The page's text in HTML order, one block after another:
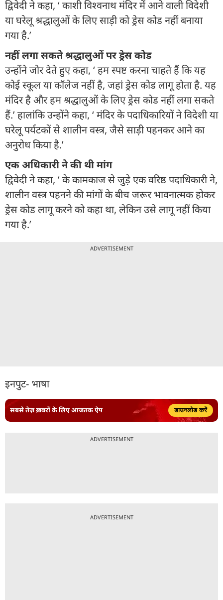
द्विवेदी ने कहा, ‘ काशी विश्वनाथ मंदिर में आने वाली विदेशी
या घरेलू श्रद्धालुओं के लिए साड़ी को ड्रेस कोड नहीं बनाया
गया है.’
नहीं लगा सकते श्रद्धालुओं पर ड्रेस कोड
उन्होंने जोर देते हुए कहा, ‘ हम स्पष्ट करना चाहते हैं कि यह
कोई स्कूल या कॉलेज नहीं है, जहां ड्रेस कोड लागू होता है. यह
मंदिर है और हम श्रद्धालुओं के लिए ड्रेस कोड नहीं लगा सकते
हैं.’ हालांकि उन्होंने कहा, ‘ मंदिर के पदाधिकारियों ने विदेशी या
घरेलू पर्यटकों से शालीन वस्त्र, जैसे साड़ी पहनकर आने का
अनुरोध किया है.’
एक अधिकारी ने की थी मांग
द्विवेदी ने कहा, ‘ के कामकाज से जुड़े एक वरिष्ठ पदाधिकारी ने,
शालीन वस्त्र पहनने की मांगों के बीच जरूर भावनात्मक होकर
ड्रेस कोड लागू करने को कहा था, लेकिन उसे लागू नहीं किया
गया है.’
ADVERTISEMENT
इनपुट- भाषा
सबसे तेज़ ख़बरों के लिए आजतक ऐप डाउनलोड करें
ADVERTISEMENT
ADVERTISEMENT